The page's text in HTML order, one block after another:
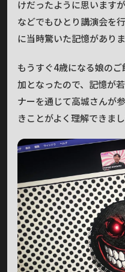
けだったように思います
などでもひとり講演会を
に当時驚いた記憶がありま
もうすぐ4歳になる娘の
加となったので、記憶が
ナーを通じて高城さんが
きことがよく理解できまし